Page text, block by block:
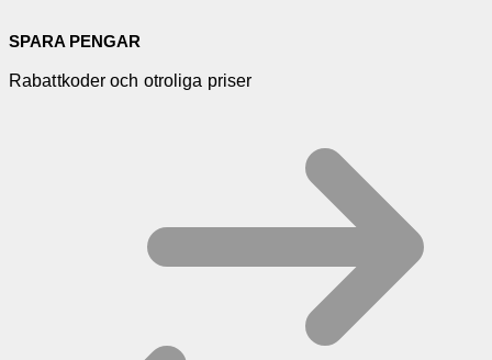
SPARA PENGAR
Rabattkoder och otroliga priser